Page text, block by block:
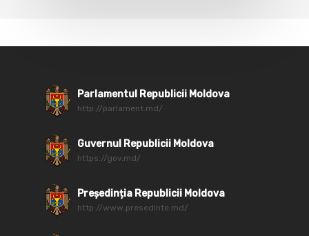
Parlamentul Republicii Moldova
http://parlament.md/
Guvernul Republicii Moldova
https://gov.md/
Președinția Republicii Moldova
http://www.presedinte.md/